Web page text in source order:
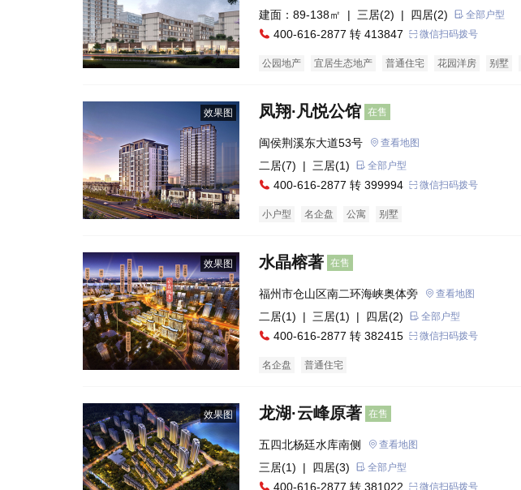
园旁）
建面：89-138㎡ | 三居(2) | 四居(2) 全部户型
400-616-2877 转 413847 微信扫码拨号
公园地产 宜居生态地产 普通住宅 花园洋房 别墅
效果图 凤翔∙凡悦公馆 在售
闽侯荆溪东大道53号 查看地图
二居(7) | 三居(1) 全部户型
400-616-2877 转 399994 微信扫码拨号
小户型 名企盘 公寓 别墅
效果图 水晶榕著 在售
福州市仓山区南二环海峡奥体旁 查看地图
二居(1) | 三居(1) | 四居(2) 全部户型
400-616-2877 转 382415 微信扫码拨号
名企盘 普通住宅
效果图 龙湖·云峰原著 在售
五四北杨廷水库南侧 查看地图
三居(1) | 四居(3) 全部户型
400-616-2877 转 381022 微信扫码拨号